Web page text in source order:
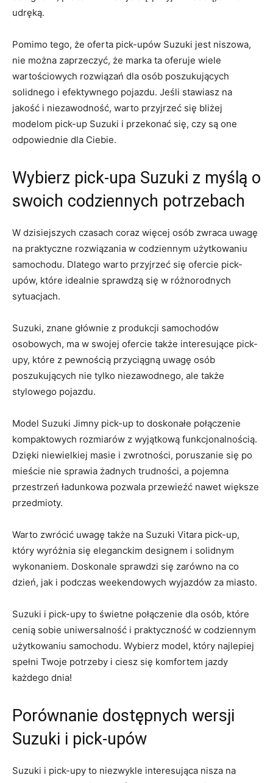
udręką.
Pomimo tego, że oferta pick-upów Suzuki jest niszowa,
nie można zaprzeczyć, że marka ta oferuje wiele
wartościowych rozwiązań dla osób poszukujących
solidnego i efektywnego pojazdu. Jeśli stawiasz na
jakość i niezawodność, warto przyjrzeć się ‌bliżej
modelom‌ pick-up Suzuki i przekonać się, czy są one
odpowiednie​ dla Ciebie.
Wybierz ‍pick-upa Suzuki z myślą o
swoich codziennych potrzebach
W dzisiejszych czasach coraz ‍więcej osób zwraca uwagę
na praktyczne rozwiązania w ⁢codziennym użytkowaniu
samochodu. Dlatego warto przyjrzeć się ofercie pick-
upów, które idealnie sprawdzą się w różnorodnych
sytuacjach.
Suzuki, znane głównie ​z produkcji samochodów
osobowych, ma ​w swojej ofercie także interesujące pick-
upy, które z pewnością przyciągną uwagę osób
poszukujących nie‍ tylko ⁢niezawodnego, ale także
stylowego pojazdu.
Model Suzuki Jimny pick-up to doskonałe połączenie
kompaktowych rozmiarów z wyjątkową funkcjonalnością.
Dzięki niewielkiej masie i zwrotności, ​poruszanie się po
⁤mieście nie⁣ sprawia żadnych trudności, a‌ pojemna
przestrzeń ładunkowa pozwala przewieźć nawet większe
przedmioty.
Warto zwrócić‍ uwagę także na Suzuki Vitara pick-up,
który wyróżnia‌ się eleganckim designem i solidnym
wykonaniem. Doskonale sprawdzi‌ się zarówno na co​
dzień, jak i podczas weekendowych wyjazdów za miasto.
Suzuki i pick-upy⁣ to świetne⁢ połączenie dla osób, które
cenią ⁤sobie uniwersalność i praktyczność w codziennym
użytkowaniu samochodu. Wybierz model, ‌który najlepiej
spełni Twoje potrzeby i ciesz się komfortem jazdy
każdego dnia!
Porównanie dostępnych wersji
Suzuki i pick-upów
Suzuki i pick-upy to niezwykle interesująca nisza na